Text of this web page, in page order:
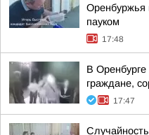
Оренбуржья
пауком
17:48
В
граждане,
17:47